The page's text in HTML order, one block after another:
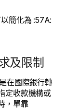
簡化為 :57A:
及限制
在國際銀行轉
定收款機構或
，單靠